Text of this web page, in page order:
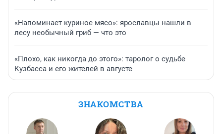
«Напоминает куриное мясо»: ярославцы нашли в
лесу необычный гриб — что это
«Плохо, как никогда до этого»: таролог о судьбе
Кузбасса и его жителей в августе
ЗНАКОМСТВА